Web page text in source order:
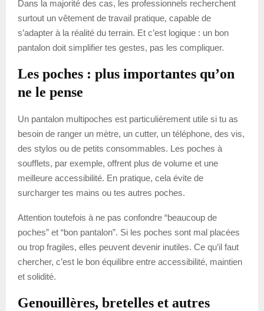
Dans la majorité des cas, les professionnels recherchent
surtout un vêtement de travail pratique, capable de
s’adapter à la réalité du terrain. Et c’est logique : un bon
pantalon doit simplifier tes gestes, pas les compliquer.
Les poches : plus importantes qu’on
ne le pense
Un pantalon multipoches est particulièrement utile si tu as
besoin de ranger un mètre, un cutter, un téléphone, des vis,
des stylos ou de petits consommables. Les poches à
soufflets, par exemple, offrent plus de volume et une
meilleure accessibilité. En pratique, cela évite de
surcharger tes mains ou tes autres poches.
Attention toutefois à ne pas confondre “beaucoup de
poches” et “bon pantalon”. Si les poches sont mal placées
ou trop fragiles, elles peuvent devenir inutiles. Ce qu’il faut
chercher, c’est le bon équilibre entre accessibilité, maintien
et solidité.
Genouillères, bretelles et autres